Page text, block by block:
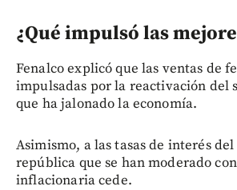
¿Qué impulsó las
Fenalco explicó que las ventas de
impulsadas por la reactivación del
que ha jalonado la economía.
Asimismo, a las tasas de interés
república que se han moderado
inflacionaria cede.